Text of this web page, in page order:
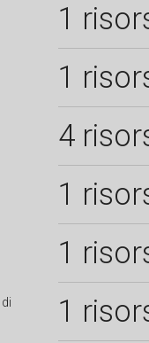
1
1
4
1
1
di 1